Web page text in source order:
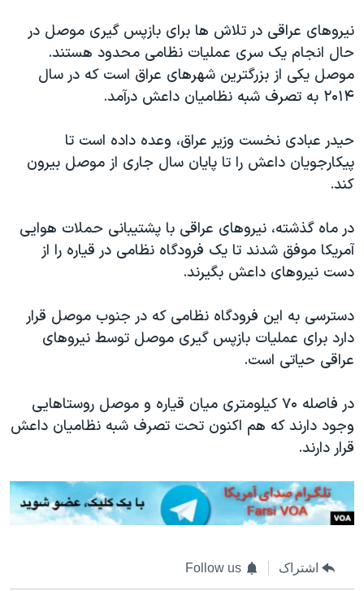
نرگس محمدی برنده جایزه نوبل صلح
همایش محافظه‌کاران آمریکا «سی‌پک»
صفحه‌های ویژه
نیروهای عراقی در تلاش ها برای بازپس گیری موصل در
حال انجام یک سری عملیات نظامی محدود هستند.
موصل یکی از بزرگترین شهرهای عراق است که در سال
۲۰۱۴ به تصرف شبه نظامیان داعش درآمد.
حیدر عبادی نخست وزیر عراق، وعده داده است تا
پیکارجویان داعش را تا پایان سال جاری از موصل بیرون
کند.
در ماه گذشته، نیروهای عراقی با پشتیبانی حملات هوایی
آمریکا موفق شدند تا یک فرودگاه نظامی در قیاره را از
دست نیروهای داعش بگیرند.
دسترسی به این فرودگاه نظامی که در جنوب موصل قرار
دارد برای عملیات بازپس گیری موصل توسط نیروهای
عراقی حیاتی است.
در فاصله ۷۰ کیلومتری میان قیاره و موصل روستاهایی
وجود دارند که هم اکنون تحت تصرف شبه نظامیان داعش
قرار دارند.
اشتراک Follow us